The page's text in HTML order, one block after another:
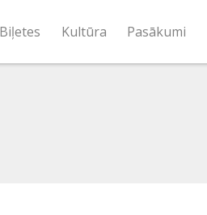
Biļetes Kultūra Pasākumi